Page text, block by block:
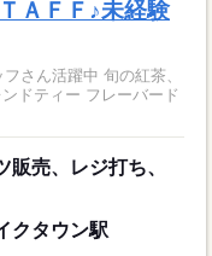
ＡＦＦ♪未経験
さん活躍中 旬の紅茶、
ドティー フレーバード
売、レジ打ち、
クタウン駅